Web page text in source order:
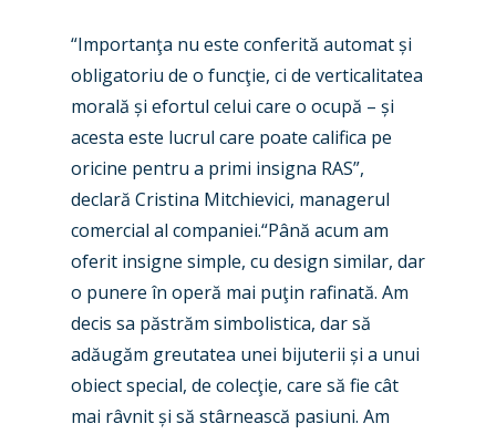
“Importanţa nu este conferită automat și
obligatoriu de o funcţie, ci de verticalitatea
morală și efortul celui care o ocupă – și
acesta este lucrul care poate califica pe
oricine pentru a primi insigna RAS”,
declară Cristina Mitchievici, managerul
comercial al companiei.“Până acum am
oferit insigne simple, cu design similar, dar
o punere în operă mai puţin rafinată. Am
decis sa păstrăm simbolistica, dar să
adăugăm greutatea unei bijuterii și a unui
obiect special, de colecţie, care să fie cât
mai râvnit și să stârnească pasiuni. Am
Farnborough 2022
Dubai 2019
Paris 2019
Jobs
Contact